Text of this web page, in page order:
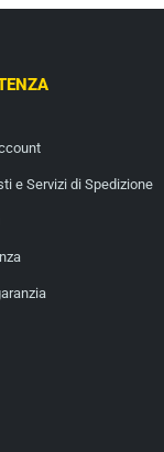
e Servizi di Spedizione